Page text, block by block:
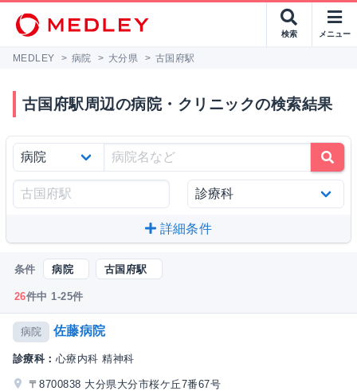
検索 メニュー
MEDLEY > 病院 > 大分県 > 古国府駅
古国府駅周辺の病院・クリニックの検索結果
詳細条件
条件 病院 古国府駅
26件中 1-25件
病院 佐藤病院
診療科： 心療内科 精神科
〒8700838 大分県大分市桜ケ丘7番67号